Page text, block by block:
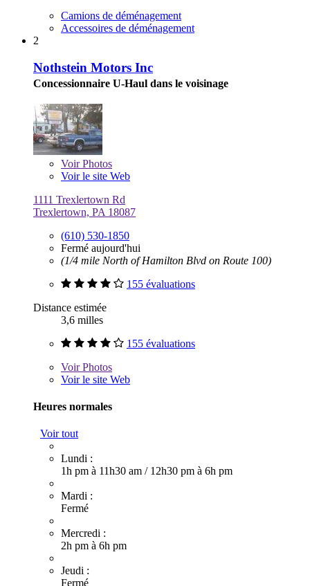
Camions de déménagement
Accessoires de déménagement
2
Nothstein Motors Inc
Concessionnaire U-Haul dans le voisinage
VoirPhotos
Voir le site Web
1111 Trexlertown Rd
Trexlertown, PA 18087
(610) 530-1850
Fermé aujourd'hui
(1/4 mile North of Hamilton Blvd on Route 100)
155 évaluations
Distance estimée
3,6 milles
155 évaluations
VoirPhotos
Voir le site Web
Heures normales
Voir tout
Lundi :
1h pm à 11h30 am / 12h30 pm à 6h pm
Mardi :
Fermé
Mercredi :
2h pm à 6h pm
Jeudi :
Fermé